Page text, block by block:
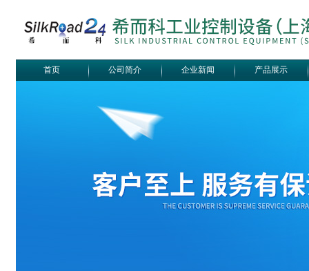
首页 公司简介 企业新闻 产品展示